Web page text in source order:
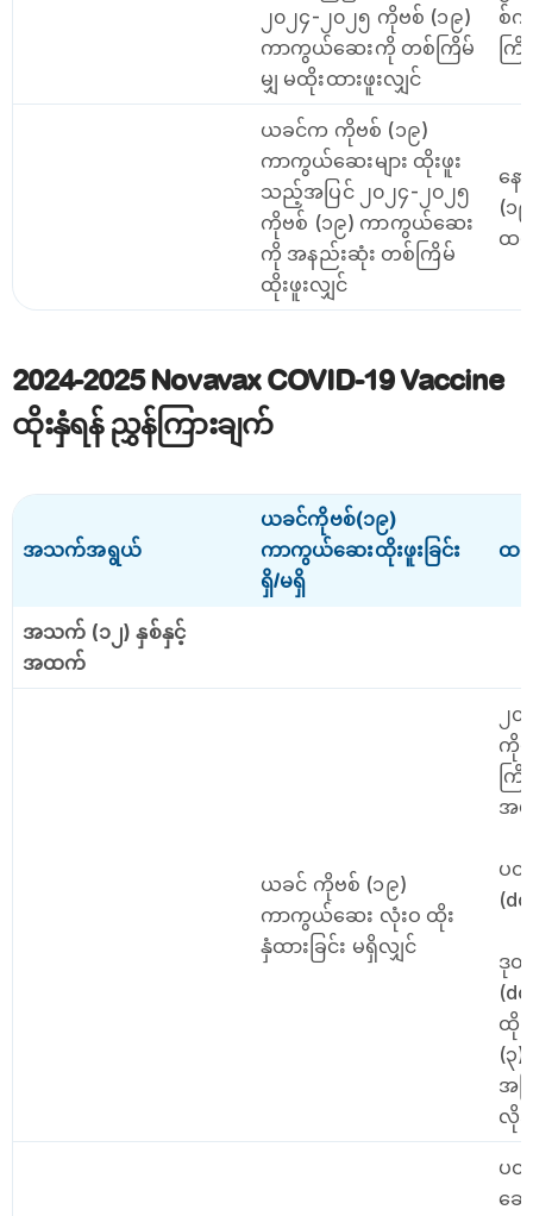
၂၀၂၄-၂၀၂၅ ကိုဗစ် (၁၉)
ကာကွယ်ဆေးကို တစ်ကြိမ်
မျှ မထိုးထားဖူးလျှင်
စ်
က
ယခင်က ကိုဗစ် (၁၉)
ကာကွယ်ဆေးများ ထိုးဖူး
သည့်အပြင် ၂၀၂၄-၂၀၂၅
ကိုဗစ် (၁၉) ကာကွယ်ဆေး
ကို အနည်းဆုံး တစ်ကြိမ်
ထိုးဖူးလျှင်
န
(၁
ထပ်
2024-2025 Novavax COVID-19 Vaccine
ထိုးနှံရန် ညွှန်ကြားချက်
အသက်အရွယ်
ယခင်ကိုဗစ်(၁၉)
ကာကွယ်ဆေးထိုးဖူးခြင်း
ရှိ/မရှိ
ထပ်
အသက် (၁၂) နှစ်နှင့်
အထက်
ယခင် ကိုဗစ် (၁၉)
ကာကွယ်ဆေး လုံးဝ ထိုး
နှံထားခြင်း မရှိလျှင်
၂
ကို
က
အ
ပထ
ဒုတိ
ထိုး
(၃
အက
လို
ပထ
ဆေ